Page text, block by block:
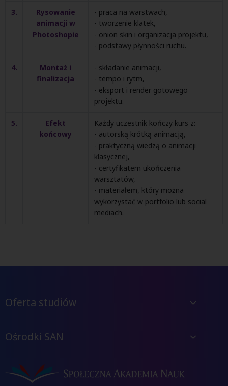
3.
Rysowanie
animacji w
Photoshopie
- praca na warstwach,
- tworzenie klatek,
- onion skin i organizacja projektu,
- podstawy płynności ruchu.
4.
Montaż i
finalizacja
- składanie animacji,
- tempo i rytm,
- eksport i render gotowego
projektu.
5.
Efekt
końcowy
Każdy uczestnik kończy kurs z:
- autorską krótką animacją,
- praktyczną wiedzą o animacji
klasycznej,
- certyfikatem ukończenia
warsztatów,
- materiałem, który można
wykorzystać w portfolio lub social
mediach.
Oferta studiów
Ośrodki SAN